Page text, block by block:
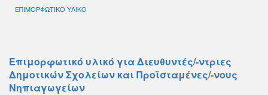
ΕΠΙΜΟΡΦΩΤΙΚΟ ΥΛΙΚΟ
Επιμορφωτικό υλικό για Διευθυντές/-ντριες
Δημοτικών Σχολείων και Προϊσταμένες/-νους
Νηπιαγωγείων